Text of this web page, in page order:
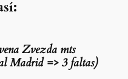
Zvezda mts
Madrid => 3 faltas)